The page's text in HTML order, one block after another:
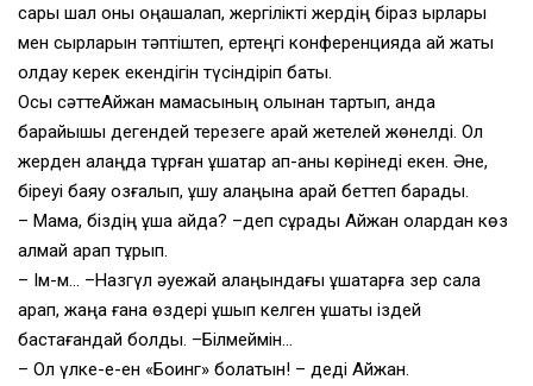
сары шал оны оңашалап, жергілікті жердің біраз қырлары
мен сырларын тәптіштеп, ертеңгі конференцияда қай жақты
қолдау керек екендігін түсіндіріп бақты.
Осы сәттеАйжан мамасының қолынан тартып, анда
барайықшы дегендей терезеге қарай жетелей жөнелді. Ол
жерден алаңда тұрған ұшақтар ап-анық көрінеді екен. Әне,
біреуі баяу қозғалып, ұшу алаңына қарай беттеп барады.
– Мама, біздің ұшақ қайда? –деп сұрады Айжан олардан көз
алмай қарап тұрып.
– Ім-м… –Назгүл әуежай алаңындағы ұшақтарға зер сала
қарап, жаңа ғана өздері ұшып келген ұшақты іздей
бастағандай болды. –Білмеймін…
– Ол үлке-е-ен «Боинг» болатын! – деді Айжан.